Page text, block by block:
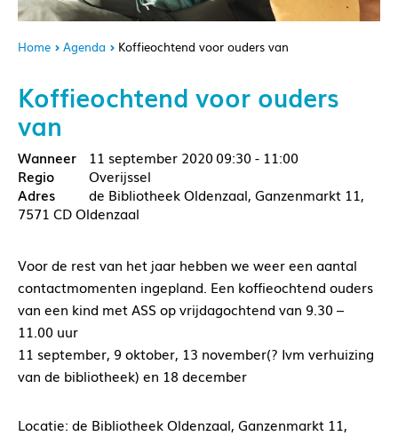
Home Agenda Koffieochtend voor ouders van
Koffieochtend voor ouders
van
11 september 202009:30 - 11:00
Overijssel
de Bibliotheek Oldenzaal, Ganzenmarkt 11,
7571 CD Oldenzaal
Voor de rest van het jaar hebben we weer een aantal
contactmomenten ingepland. Een koffieochtend ouders
van een kind met ASS op vrijdagochtend van 9.30 –
11.00 uur
11 september, 9 oktober, 13 november(? Ivm verhuizing
van de bibliotheek) en 18 december
Locatie: de Bibliotheek Oldenzaal, Ganzenmarkt 11,